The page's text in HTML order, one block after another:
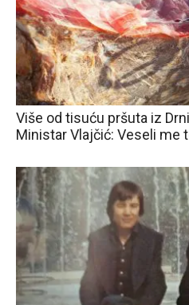
Više od tisuću pršuta iz
Ministar Vlajčić: Veseli me